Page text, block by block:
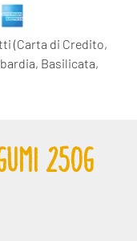
(Carta di Credito,
Basilicata,
250G